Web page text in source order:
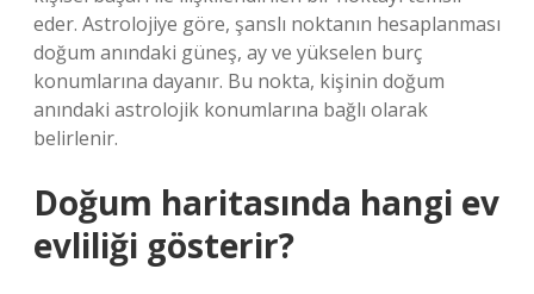
eder. Astrolojiye göre, şanslı noktanın hesaplanması
doğum anındaki güneş, ay ve yükselen burç
konumlarına dayanır. Bu nokta, kişinin doğum
anındaki astrolojik konumlarına bağlı olarak
belirlenir.
Doğum haritasında hangi ev
evliliği gösterir?